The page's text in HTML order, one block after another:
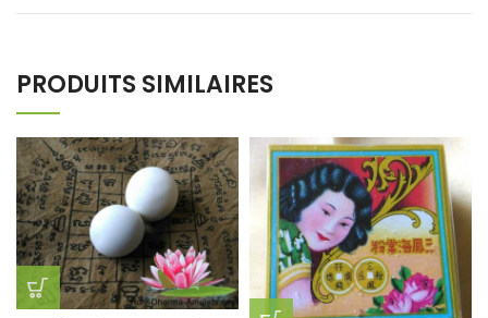
PRODUITS SIMILAIRES